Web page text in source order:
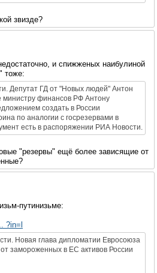
звизде?
и спижженых наибулиной
тоже:
Депутат ГД от "Новых людей" Антон
министру финансов РФ Антону
создать в России
по аналогии с госрезервами в
есть в распоряжении РИА Новости.
"резервы" ещё более зависящие от
путинизьме:
?in=l
Новая глава дипломатии Евросоюза
замороженных в ЕС активов России